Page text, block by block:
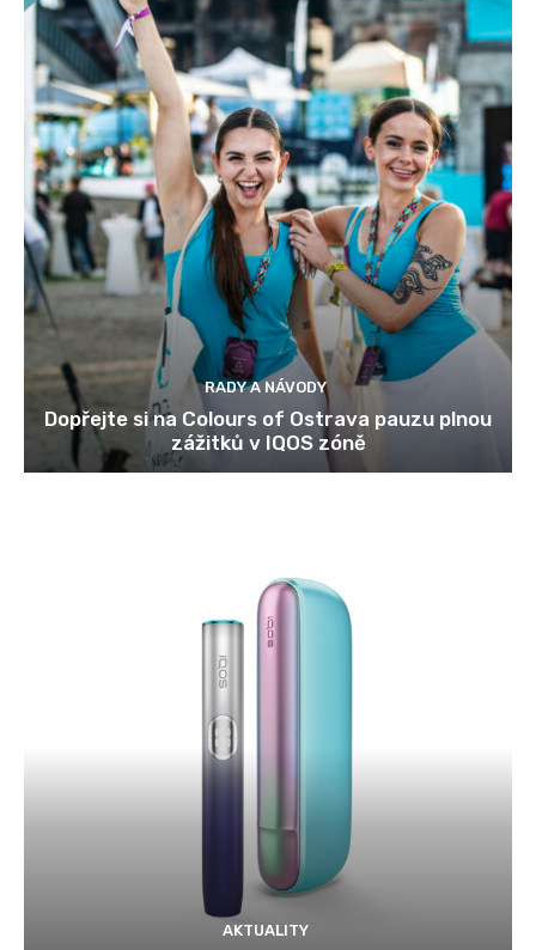
RADY A NÁVODY
Dopřejte si na Colours of Ostrava pauzu plnou
zážitků v IQOS zóně
AKTUALITY